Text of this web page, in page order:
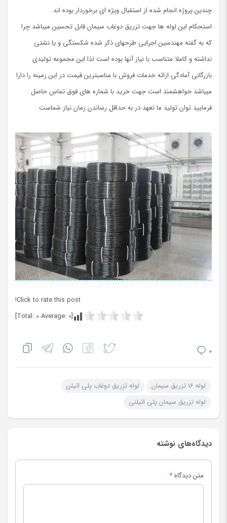
چندین پروژه انجام شده از استقبال ویژه ای برخوردار بوده اند.
استحکام این لوله ها جهت تزریق دوغاب سیمان قابل تحسین میباشد چرا
که به گفته مهندسین اجرایی طرحهای ذکر شده شکستگی و یا نشتی
نداشته و کاملا متناسب با نیاز آنها بوده است لذا این مجموعه تولیدی
بازرگانی آمادگی ارائه خدمات فروش با مناسبترین قیمت در این زمینه را دارا
میباشد خواهشمند است جهت خرید با شماره های فوق تماس حاصل
فرمایید توان تولید ما تعهد در به حداقل رساندن زمان نیاز شماست.
Click to rate this post!
[Total:
0 Average: 0
]
0
لوله 16 تزریق سیمان
لوله تزریق دوغاب پلی اتیلن
لوله تزریق سیمان پلی اتیلنی
دیدگاه‌های نوشته
متن دیدگاه*